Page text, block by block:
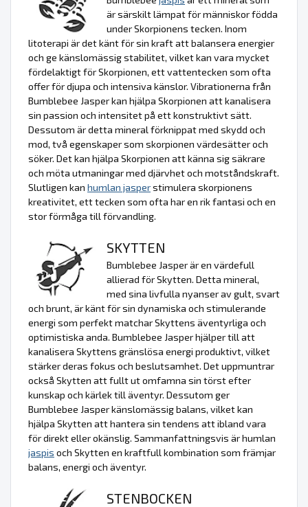
är särskilt lämpat för människor födda
under Skorpionens tecken. Inom
litoterapi är det känt för sin kraft att balansera energier
och ge känslomässig stabilitet, vilket kan vara mycket
fördelaktigt för Skorpionen, ett vattentecken som ofta
offer för djupa och intensiva känslor. Vibrationerna från
Bumblebee Jasper kan hjälpa Skorpionen att kanalisera
sin passion och intensitet på ett konstruktivt sätt.
Dessutom är detta mineral förknippat med skydd och
mod, två egenskaper som skorpionen värdesätter och
söker. Det kan hjälpa Skorpionen att känna sig säkrare
och möta utmaningar med djärvhet och motståndskraft.
Slutligen kan humlan jasperstimulera skorpionens
kreativitet, ett tecken som ofta har en rik fantasi och en
stor förmåga till förvandling.
SKYTTEN
Bumblebee Jasper är en värdefull
allierad för Skytten. Detta mineral,
med sina livfulla nyanser av gult, svart
och brunt, är känt för sin dynamiska och stimulerande
energi som perfekt matchar Skyttens äventyrliga och
optimistiska anda. Bumblebee Jasper hjälper till att
kanalisera Skyttens gränslösa energi produktivt, vilket
stärker deras fokus och beslutsamhet. Det uppmuntrar
också Skytten att fullt ut omfamna sin törst efter
kunskap och kärlek till äventyr. Dessutom ger
Bumblebee Jasper känslomässig balans, vilket kan
hjälpa Skytten att hantera sin tendens att ibland vara
för direkt eller okänslig. Sammanfattningsvis är humlan
jaspis och Skytten en kraftfull kombination som främjar
balans, energi och äventyr.
STENBOCKEN